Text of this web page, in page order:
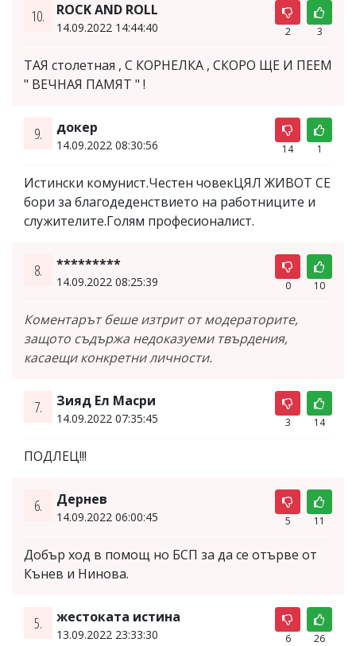
10. ROCK AND ROLL
14.09.2022 14:44:40 2 3
ТАЯ столетная , С КОРНЕЛКА , СКОРО ЩЕ И ПЕЕМ
" ВЕЧНАЯ ПАМЯТ " !
9. докер
14.09.2022 08:30:56 14 1
Истински комунист.Честен човекЦЯЛ ЖИВОТ СЕ
бори за благодеденствието на работниците и
служителите.Голям професионалист.
8. *********
14.09.2022 08:25:39 0 10
Коментарът беше изтрит от модераторите,
защото съдържа недоказуеми твърдения,
касаещи конкретни личности.
7. Зияд Ел Масри
14.09.2022 07:35:45 3 14
ПОДЛЕЦ!!!
6. Дернев
14.09.2022 06:00:45 5 11
Добър ход в помощ но БСП за да се отърве от
Кънев и Нинова.
5. жестоката истина
13.09.2022 23:33:30 6 26